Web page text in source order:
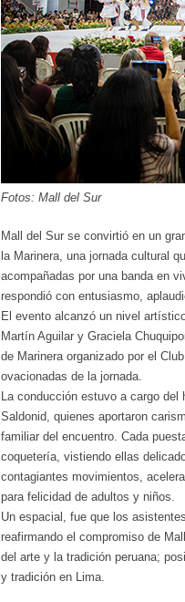
Fotos: Mall del Sur
Mall del Sur se convirtió en un
la Marinera, una jornada cultural
acompañadas por una banda en
respondió con entusiasmo,
El evento alcanzó un nivel
Martín Aguilar y Graciela
de Marinera organizado por el
ovacionadas de la jornada.
La conducción estuvo a cargo
Saldonid, quienes aportaron
familiar del encuentro. Cada
coquetería, vistiendo ellas
contagiantes movimientos,
para felicidad de adultos y niños.
Un espacial, fue que los
reafirmando el compromiso de
del arte y la tradición peruana;
y tradición en Lima.